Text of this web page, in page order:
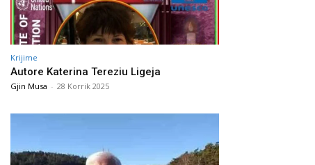
Krijime
Autore Katerina Tereziu Ligeja
Gjin Musa - 28 Korrik 2025